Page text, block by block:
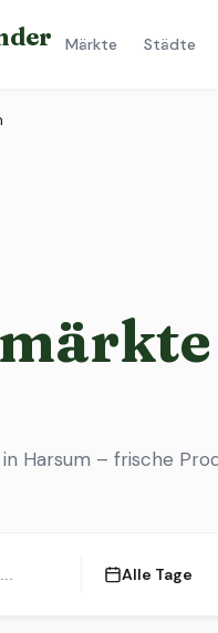
Märkte Städte
Harsum – frische
Alle Tage